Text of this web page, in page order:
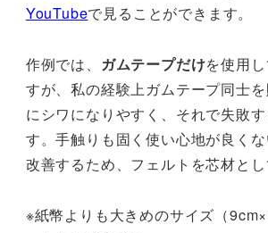
YouTubeで見ることができます。
作例では、 ガムテープだけを使用
すが、私の経験上ガムテープ同士
にシワになりやすく、それで失敗
す。手触りも固く使い心地が良く
改善するため、フェルトを芯材とし
※紙幣よりも大きめのサイズ（